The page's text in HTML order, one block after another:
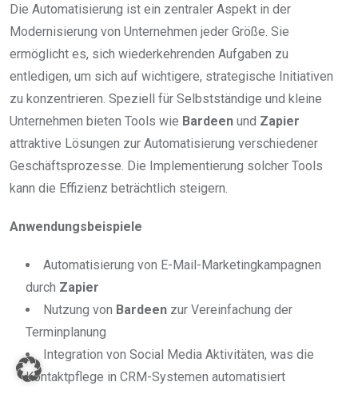
Die Automatisierung ist ein zentraler Aspekt in der
Modernisierung von Unternehmen jeder Größe. Sie
ermöglicht es, sich wiederkehrenden Aufgaben zu
entledigen, um sich auf wichtigere, strategische Initiativen
zu konzentrieren. Speziell für Selbstständige und kleine
Unternehmen bieten Tools wie Bardeen und Zapier
attraktive Lösungen zur Automatisierung verschiedener
Geschäftsprozesse. Die Implementierung solcher Tools
kann die Effizienz beträchtlich steigern.
Anwendungsbeispiele
Automatisierung von E-Mail-Marketingkampagnen
durch Zapier
Nutzung von Bardeen zur Vereinfachung der
Terminplanung
Integration von Social Media Aktivitäten, was die
Kontaktpflege in CRM-Systemen automatisiert